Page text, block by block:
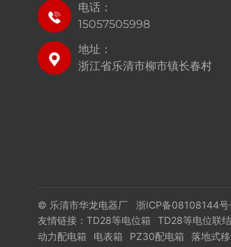
电话：
15057505998
地址：
浙江省乐清市柳市镇长春村
© 乐清市华龙电器厂 浙ICP备08108144号
友情链接： TD28等电位箱 TD28等电位联
动力配电箱
电表箱 PZ30配电箱 落地式